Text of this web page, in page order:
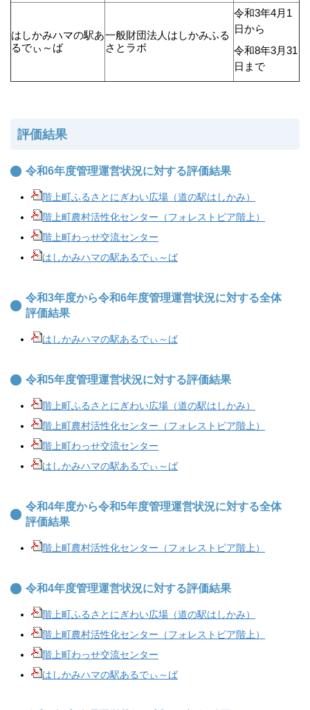
はしかみハマの駅あ
るでぃ～ば
一般財団法人はしかみふる
さとラボ
令和3年4月1
日から
令和8年3月31
日まで
評価結果
令和6年度管理運営状況に対する評価結果
階上町ふるさとにぎわい広場（道の駅はしかみ）
階上町農村活性化センター（フォレストピア階上）
階上町わっせ交流センター
はしかみハマの駅あるでぃ～ば
令和3年度から令和6年度管理運営状況に対する全体
評価結果
はしかみハマの駅あるでぃ～ば
令和5年度管理運営状況に対する評価結果
​階上町ふるさとにぎわい広場（道の駅はしかみ）
階上町農村活性化センター（フォレストピア階上）
階上町わっせ交流センター
はしかみハマの駅あるでぃ～ば
令和4年度から令和5年度管理運営状況に対する全体
評価結果
階上町農村活性化センター（フォレストピア階上）
令和4年度管理運営状況に対する評価結果
階上町ふるさとにぎわい広場（道の駅はしかみ）
階上町農村活性化センター（フォレストピア階上）
階上町わっせ交流センター
はしかみハマの駅あるでぃ～ば